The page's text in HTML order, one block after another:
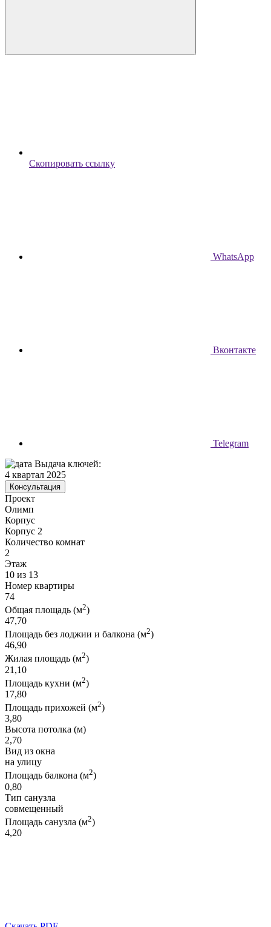
Скопировать ссылку
WhatsApp
Вконтакте
Telegram
Выдача ключей:
4 квартал 2025
Консультация
Проект
Олимп
Корпус
Корпус 2
Количество комнат
2
Этаж
10 из 13
Номер квартиры
74
Общая площадь (м2)
47,70
Площадь без лоджии и балкона (м2)
46,90
Жилая площадь (м2)
21,10
Площадь кухни (м2)
17,80
Площадь прихожей (м2)
3,80
Высота потолка (м)
2,70
Вид из окна
на улицу
Площадь балкона (м2)
0,80
Тип санузла
совмещенный
Площадь санузла (м2)
4,20